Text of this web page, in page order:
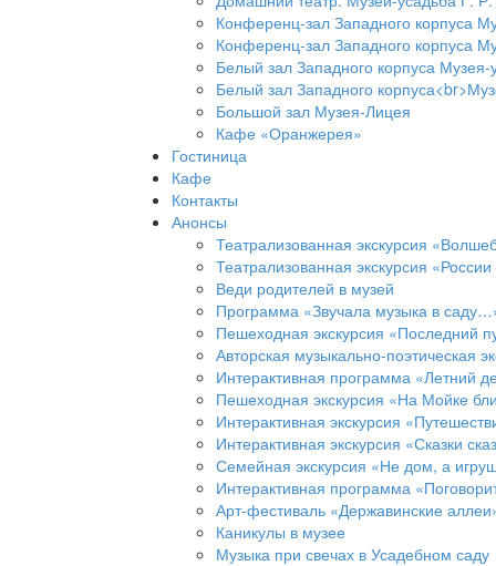
Конференц-зал Западного корпуса
Конференц-зал Западного корпуса
Белый зал Западного корпуса
Белый зал Западного
Большой зал Музея-Лицея
Кафе «Оранжерея»
Гостиница
Кафе
Контакты
Анонсы
Театрализованная экскурсия
Театрализованная экскурсия
Веди родителей в музей
Программа «Звучала музыка в
Пешеходная экскурсия «Последний
Авторская музыкально-поэтическая
Интерактивная программа «Летний
Пешеходная экскурсия «На Мойке
Интерактивная экскурсия
Интерактивная экскурсия «Сказки
Семейная экскурсия «Не дом, а
Интерактивная программа
Арт-фестиваль «Державинские
Каникулы в музее
Музыка при свечах в Усадебном саду